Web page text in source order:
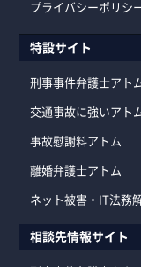
プライバシーポリシ
特設サイト
刑事事件弁護士アト
交通事故に強いアト
事故慰謝料アトム
離婚弁護士アトム
ネット被害・IT法務
相談先情報サイト